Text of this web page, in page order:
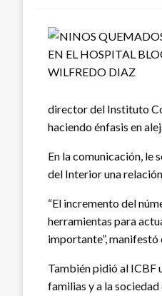
director del Instituto
haciendo énfasis en
En la comunicación, le
del Interior una
“El incremento del
herramientas para
importante”,
También pidió al ICBF
familias y a la